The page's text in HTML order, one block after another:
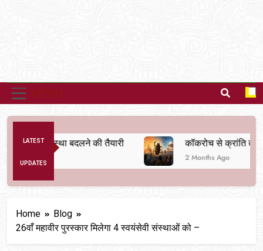
LATEST
UPDATES
व्यवस्था बदलने की तैयारी कॉकरोच से क्रांति तक
2 Months Ago
Home
Blog
26वाँ महावीर पुरस्कार मिलेगा 4 स्वयंसेवी संस्थाओं को –